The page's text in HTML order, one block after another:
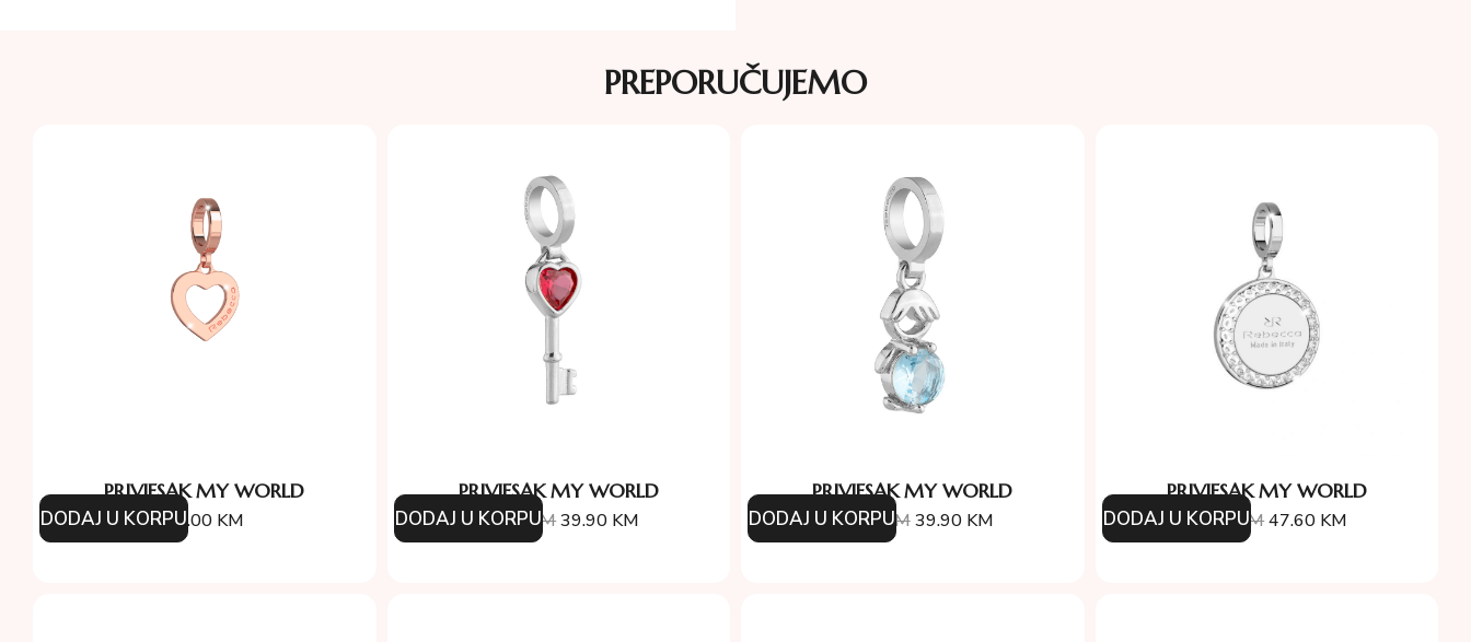
PREPORUČUJEMO
PRIVJESAK MY WORLD
46.00 KM
DODAJ U KORPU
PRIVJESAK MY WORLD
57.00KM39.90 KM
DODAJ U KORPU
PRIVJESAK MY WORLD
57.00KM39.90 KM
DODAJ U KORPU
PRIVJESAK MY WORLD
68.00KM47.60 KM
DODAJ U KORPU